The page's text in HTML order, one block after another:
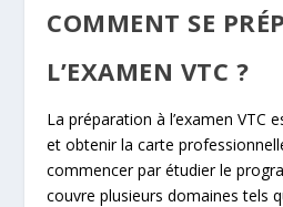
COMMENT SE
L’EXAMEN VTC ?
La préparation à l’examen VTC
et obtenir la carte
commencer par étudier le
couvre plusieurs domaines tels